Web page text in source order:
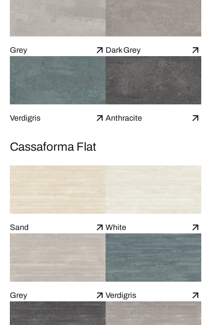
Grey Dark Grey
Verdigris Anthracite
Cassaforma Flat
Sand White
Grey Verdigris